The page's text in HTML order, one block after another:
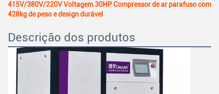
415V/380V/220V Voltagem 30HP Compressor de ar parafuso com
428kg de peso e design durável
Descrição dos produtos